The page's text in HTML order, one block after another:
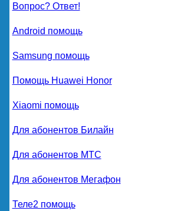
Вопрос? Ответ!
Android помощь
Samsung помощь
Помощь Huawei Honor
Xiaomi помощь
Для абонентов Билайн
Для абонентов МТС
Для абонентов Мегафон
Теле2 помощь